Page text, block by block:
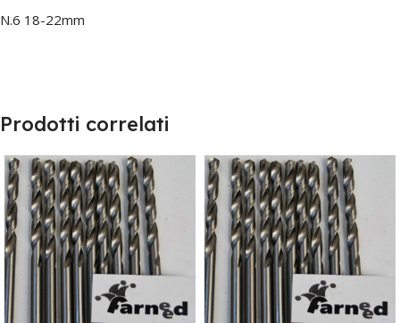
N.6 18-22mm
Prodotti correlati